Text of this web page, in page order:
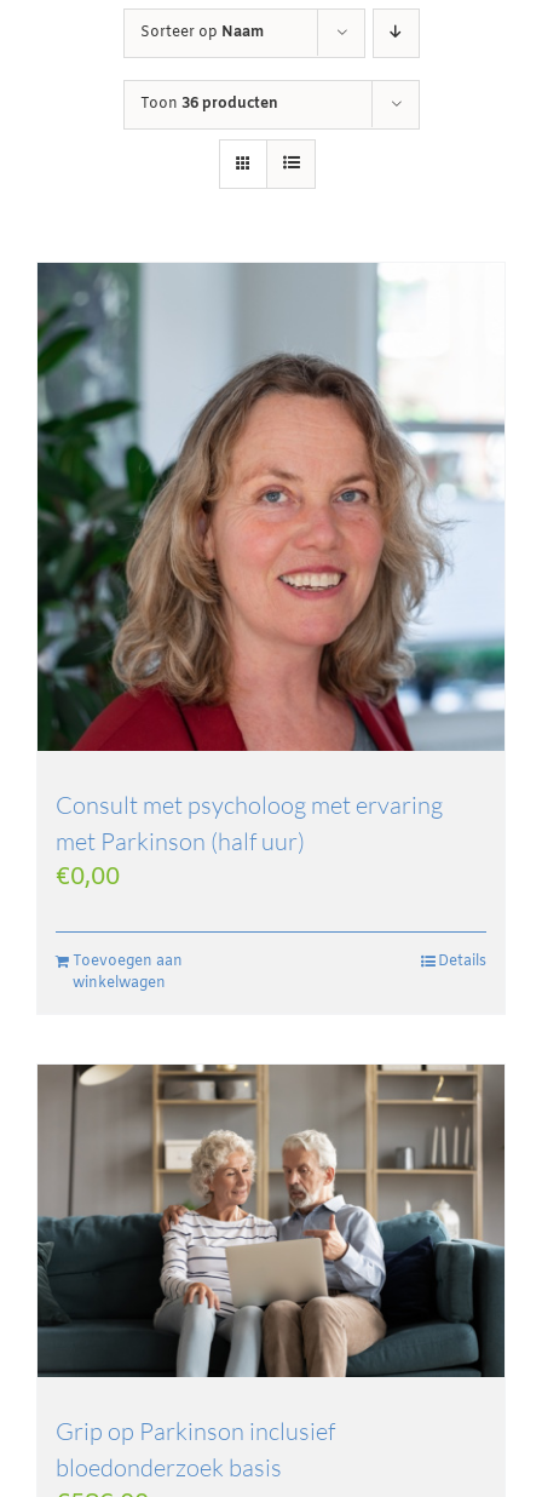
Sorteer op Naam
Toon 36 producten
Consult met psycholoog met ervaring
met Parkinson (half uur)
€0,00
Toevoegen aan
winkelwagen
Details
Grip op Parkinson inclusief
bloedonderzoek basis